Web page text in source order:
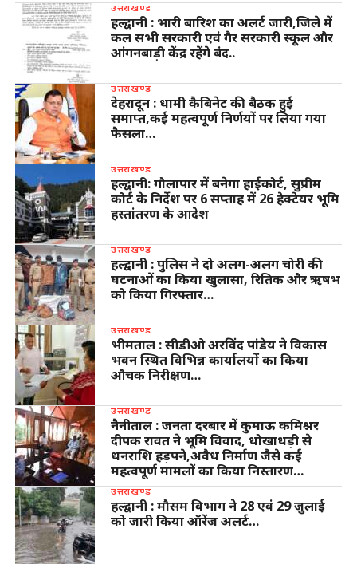
उत्तराखण्ड
हल्द्वानी : भारी बारिश का अलर्ट जारी,जिले में
कल सभी सरकारी एवं गैर सरकारी स्कूल और
आंगनबाड़ी केंद्र रहेंगे बंद..
उत्तराखण्ड
देहरादून : धामी कैबिनेट की बैठक हुई
समाप्त,कई महत्वपूर्ण निर्णयों पर लिया गया
फैसला…
उत्तराखण्ड
हल्द्वानी: गौलापार में बनेगा हाईकोर्ट, सुप्रीम
कोर्ट के निर्देश पर 6 सप्ताह में 26 हेक्टेयर भूमि
हस्तांतरण के आदेश
उत्तराखण्ड
हल्द्वानी : पुलिस ने दो अलग-अलग चोरी की
घटनाओं का किया खुलासा, रितिक और ऋषभ
को किया गिरफ्तार…
उत्तराखण्ड
भीमताल : सीडीओ अरविंद पांडेय ने विकास
भवन स्थित विभिन्न कार्यालयों का किया
औचक निरीक्षण…
उत्तराखण्ड
नैनीताल : जनता दरबार में कुमाऊ कमिश्नर
दीपक रावत ने भूमि विवाद, धोखाधड़ी से
धनराशि हड़पने,अवैध निर्माण जैसे कई
महत्वपूर्ण मामलों का किया निस्तारण…
उत्तराखण्ड
हल्द्वानी : मौसम विभाग ने 28 एवं 29 जुलाई
को जारी किया ऑरेंज अलर्ट…